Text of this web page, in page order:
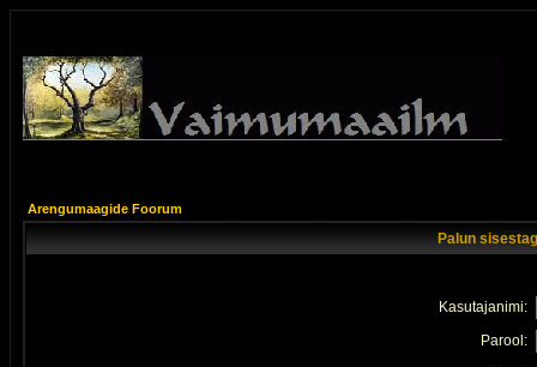
Arengumaagide Foorum
Palun
Kasutajanimi:
Parool: